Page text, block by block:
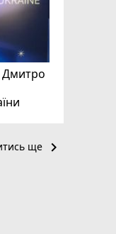
Дмитро
ще keyboard_arrow_right